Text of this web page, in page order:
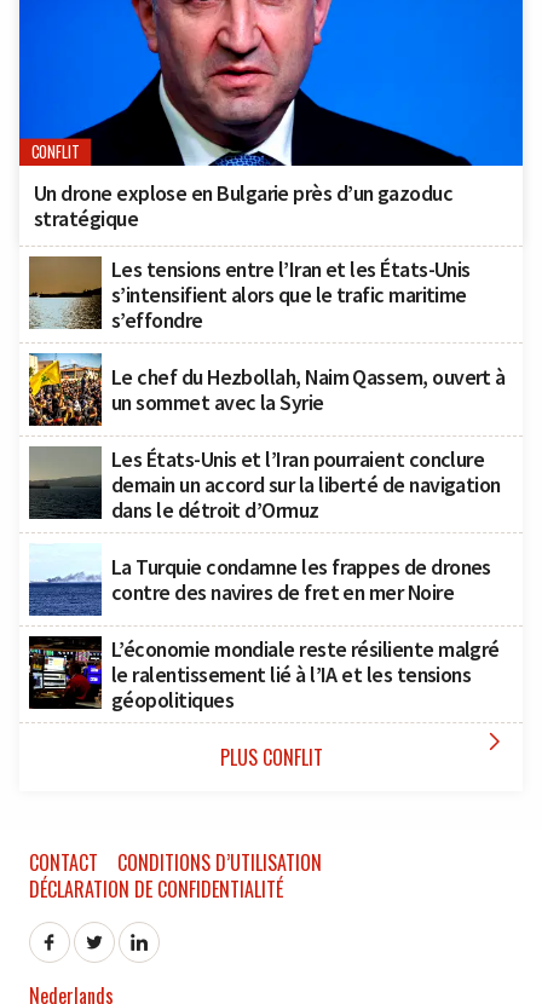
CONFLIT
Un drone explose en Bulgarie près d’un gazoduc
stratégique
Les tensions entre l’Iran et les États-Unis
s’intensifient alors que le trafic maritime
s’effondre
Le chef du Hezbollah, Naim Qassem, ouvert à
un sommet avec la Syrie
Les États-Unis et l’Iran pourraient conclure
demain un accord sur la liberté de navigation
dans le détroit d’Ormuz
La Turquie condamne les frappes de drones
contre des navires de fret en mer Noire
L’économie mondiale reste résiliente malgré
le ralentissement lié à l’IA et les tensions
géopolitiques
PLUS CONFLIT 
CONTACT
CONDITIONS D’UTILISATION
DÉCLARATION DE CONFIDENTIALITÉ
Nederlands